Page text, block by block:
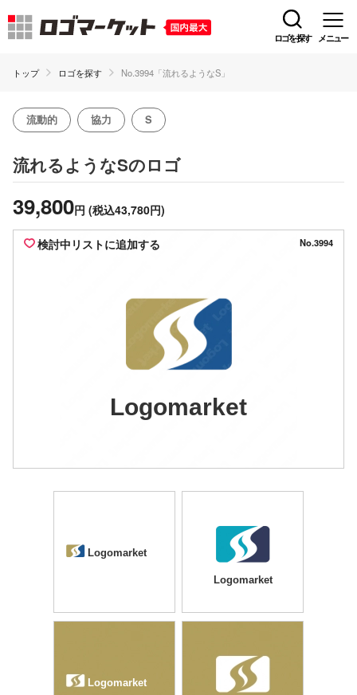
ロゴを探す メニュー
トップ ロゴを探す No.3994「流れるようなS」
流動的 協力 S
流れるようなSのロゴ
39,800円 (税込43,780円)
検討中リストに追加する No.3994
Logomarket
Logomarket
Logomarket
Logomarket